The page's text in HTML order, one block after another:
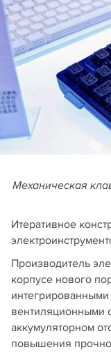
Механическая
Итеративное
Производитель
корпусе нового
вентиляционными
аккумуляторном
повышения